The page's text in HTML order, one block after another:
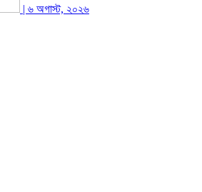
| ৬ অগাস্ট, ২০২৬